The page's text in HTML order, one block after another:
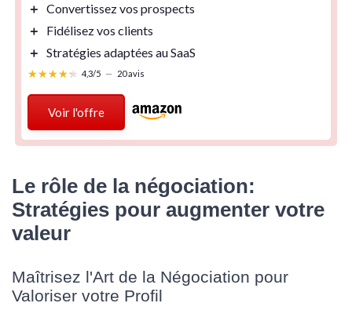
＋ Convertissez vos prospects
＋
Fidélisez vos clients
＋ Stratégies adaptées auSaaS
★★★★★
★★★★★ 4,3/5 — 20 avis
Voir l'offre
Le rôle de la négociation:
Stratégies pour augmenter votre
valeur
Maîtrisez l'Art de la Négociation pour
Valoriser votre Profil